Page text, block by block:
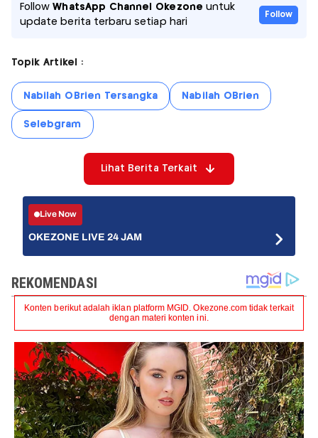
FollowWhatsApp Channel Okezone untuk
update berita terbaru setiap hari
Follow
Topik Artikel :
Nabilah OBrien Tersangka Nabilah OBrien
Selebgram
Lihat Berita Terkait
Live Now
OKEZONE LIVE 24 JAM